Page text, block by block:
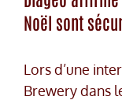
Noël sont
Lors d’une
Brewery dans